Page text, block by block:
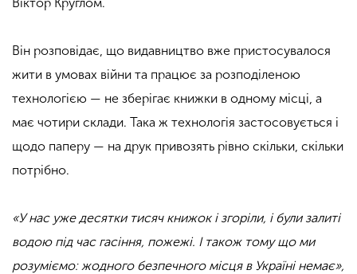
Він розповідає, що видавництво вже пристосувалося
жити в умовах війни та працює за розподіленою
технологією — не зберігає книжки в одному місці, а
має чотири склади. Така ж технологія застосовується і
щодо паперу — на друк привозять рівно скільки, скільки
потрібно.
«У нас уже десятки тисяч книжок і згоріли, і були залиті
водою під час гасіння, пожежі. І також тому що ми
розуміємо: жодного безпечного місця в Україні немає»,